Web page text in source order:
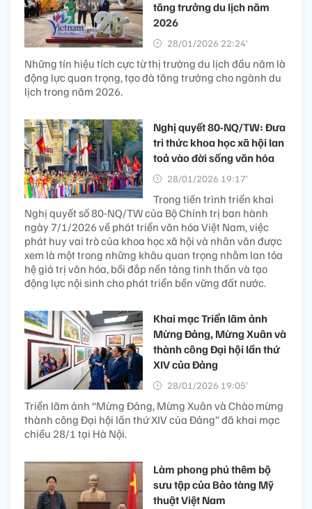
tăng trưởng du lịch năm
2026
28/01/2026 22:24’
Những tín hiệu tích cực từ thị trường du lịch đầu năm là
động lực quan trọng, tạo đà tăng trưởng cho ngành du
lịch trong năm 2026.
Nghị quyết 80-NQ/TW: Đưa
tri thức khoa học xã hội lan
toả vào đời sống văn hóa
28/01/2026 19:17’
Trong tiến trình triển khai
Nghị quyết số 80-NQ/TW của Bộ Chính trị ban hành
ngày 7/1/2026 về phát triển văn hóa Việt Nam, việc
phát huy vai trò của khoa học xã hội và nhân văn được
xem là một trong những khâu quan trọng nhằm lan tỏa
hệ giá trị văn hóa, bồi đắp nền tảng tinh thần và tạo
động lực nội sinh cho phát triển bền vững đất nước.
Khai mạc Triển lãm ảnh
Mừng Đảng, Mừng Xuân và
thành công Đại hội lần thứ
XIV của Đảng
28/01/2026 19:05’
Triển lãm ảnh “Mừng Đảng, Mừng Xuân và Chào mừng
thành công Đại hội lần thứ XIV của Đảng” đã khai mạc
chiều 28/1 tại Hà Nội.
Làm phong phú thêm bộ
sưu tập của Bảo tàng Mỹ
thuật Việt Nam